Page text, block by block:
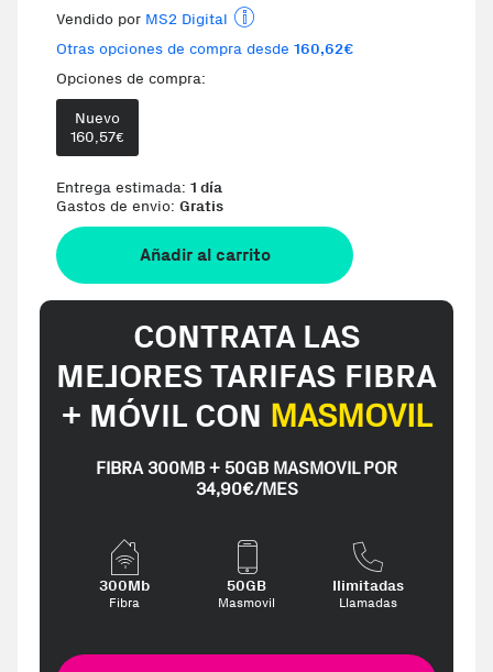
Vendido por MS2 Digital
Otras opciones de compra desde 160,62€
Opciones de compra:
Nuevo
160,57€
Entrega estimada: 1 día
Gastos de envio: Gratis
Añadir al carrito
CONTRATA LAS
MEJORES TARIFAS FIBRA
+ MÓVIL CON MASMOVIL
FIBRA 300MB + 50GB MASMOVIL POR
34,90€/MES
300Mb
Fibra
50GB
Masmovil
Ilimitadas
Llamadas